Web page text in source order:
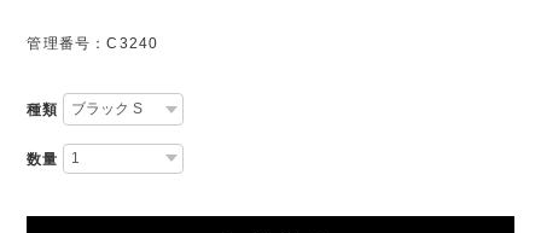
管理番号：C3240
種類
数量